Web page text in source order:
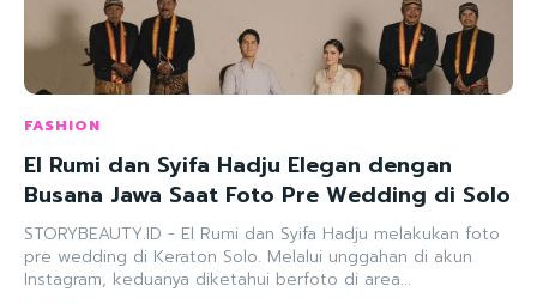
FASHION
El Rumi dan Syifa Hadju Elegan dengan
Busana Jawa Saat Foto Pre Wedding di Solo
STORYBEAUTY.ID - El Rumi dan Syifa Hadju melakukan foto
pre wedding di Keraton Solo. Melalui unggahan di akun
Instagram, keduanya diketahui berfoto di area...